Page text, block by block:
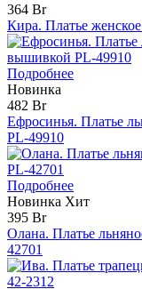
364 Br
Кира. Платье
Подробнее
Новинка
482 Br
Ефросинья. Платье
PL-49910
Подробнее
Новинка Хит
395 Br
Олана. Платье
42701